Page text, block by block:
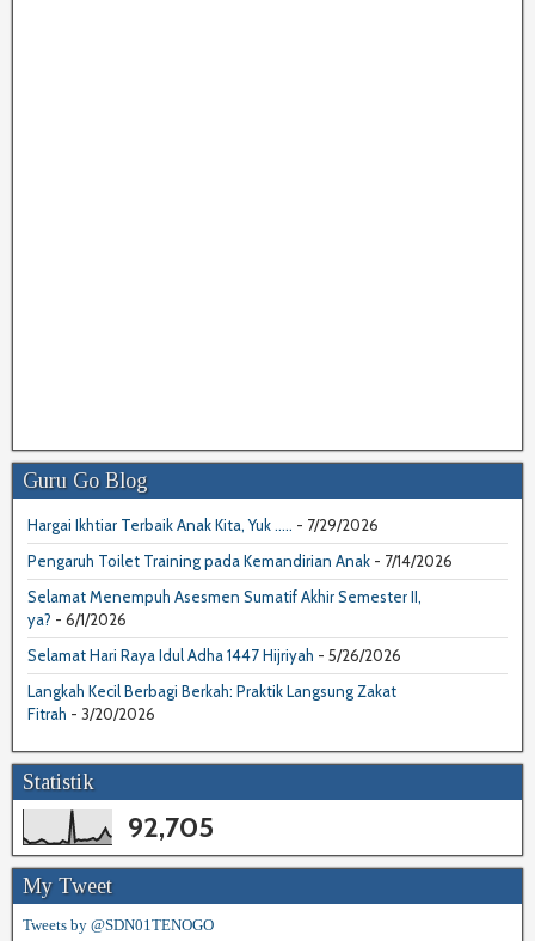
Guru Go Blog
Hargai Ikhtiar Terbaik Anak Kita, Yuk ..... - 7/29/2026
Pengaruh Toilet Training pada Kemandirian Anak - 7/14/2026
Selamat Menempuh Asesmen Sumatif Akhir Semester II,
ya? - 6/1/2026
Selamat Hari Raya Idul Adha 1447 Hijriyah - 5/26/2026
Langkah Kecil Berbagi Berkah: Praktik Langsung Zakat
Fitrah - 3/20/2026
Statistik
92,705
My Tweet
Tweets by @SDN01TENOGO